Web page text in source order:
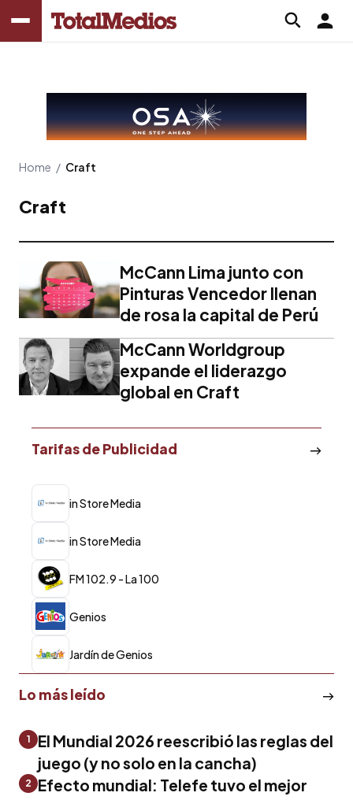
Home / Craft
Craft
McCann Lima junto con
Pinturas Vencedor llenan
de rosa la capital de Perú
McCann Worldgroup
expande el liderazgo
global en Craft
Tarifas de Publicidad
in Store Media
in Store Media
FM 102.9 - La 100
Genios
Jardín de Genios
Lo más leído
1
El Mundial 2026 reescribió las reglas del
juego (y no solo en la cancha)
2
Efecto mundial: Telefe tuvo el mejor